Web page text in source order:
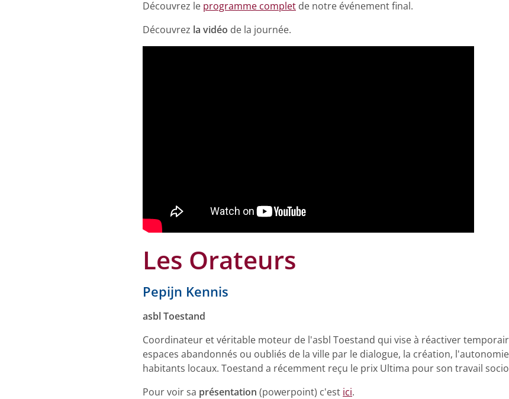
Découvrez le programme complet de notre événement final.
Découvrez la vidéo de la journée.
Les Orateurs
Pepijn Kennis
asbl Toestand
Coordinateur et véritable moteur de l'asbl Toestand qui vise à réactiver
espaces abandonnés ou oubliés de la ville par le dialogue, la création,
habitants locaux. Toestand a récemment reçu le prix Ultima pour son travail
Pour voir sa présentation (powerpoint) c'est ici.